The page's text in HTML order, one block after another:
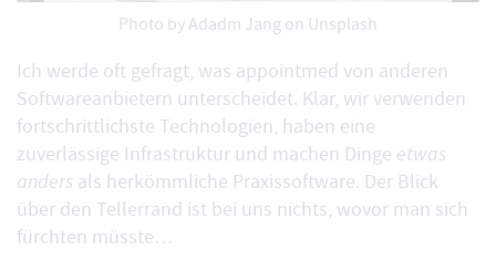
Photo byAdadm Jang on Unsplash
Ich werde oft gefragt, was appointmed von anderen
Softwareanbietern unterscheidet. Klar, wir verwenden
fortschrittlichste Technologien, haben eine
zuverlässige Infrastruktur und machen Dinge etwas
anders als herkömmliche Praxissoftware. Der Blick
über den Tellerrand ist bei uns nichts, wovor man sich
fürchten müsste…